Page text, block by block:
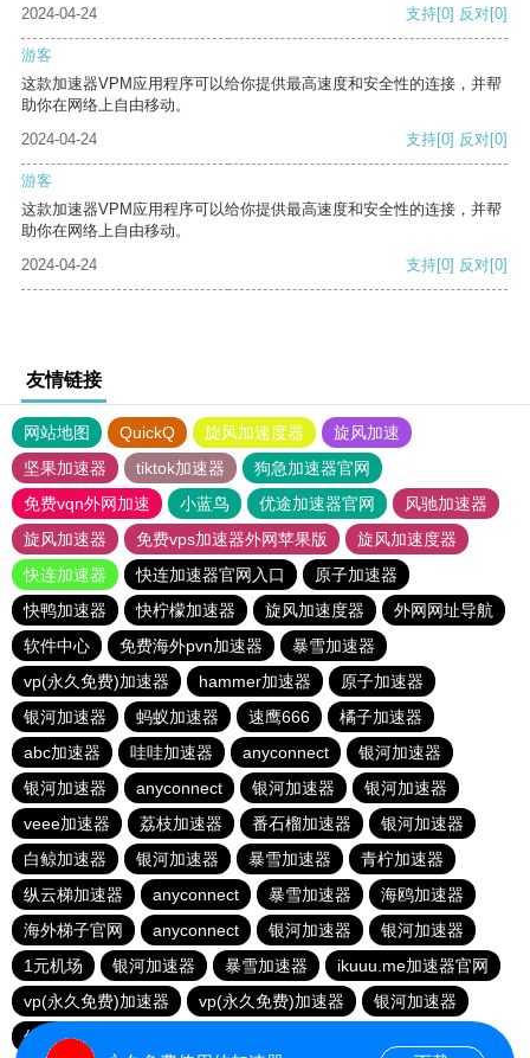
2024-04-24
支持[0] 反对[0]
游客
这款加速器VPM应用程序可以给你提供最高速度和安全性的连接，并帮
助你在网络上自由移动。
2024-04-24
支持[0] 反对[0]
游客
这款加速器VPM应用程序可以给你提供最高速度和安全性的连接，并帮
助你在网络上自由移动。
2024-04-24
支持[0] 反对[0]
友情链接
网站地图 QuickQ 旋风加速度器
旋风加速
坚果加速器
tiktok加速器
狗急加速器官网
免费vqn外网加速
小蓝鸟 优途加速器官网
风驰加速器
旋风加速器
免费vps加速器外网苹果版
旋风加速度器
快连加速器
快连加速器官网入口
原子加速器
快鸭加速器
快柠檬加速器 旋风加速度器
外网网址导航
软件中心
免费海外pvn加速器
暴雪加速器
vp(永久免费)加速器
hammer加速器
原子加速器
银河加速器
蚂蚁加速器 速鹰666
橘子加速器
abc加速器
哇哇加速器 anyconnect
银河加速器
银河加速器
anyconnect 银河加速器
银河加速器
veee加速器
荔枝加速器 番石榴加速器
银河加速器
白鲸加速器
银河加速器 暴雪加速器
青柠加速器
纵云梯加速器
anyconnect 暴雪加速器
海鸥加速器
海外梯子官网
anyconnect 银河加速器
银河加速器
1元机场
银河加速器 暴雪加速器
ikuuu.me加速器官网
vp(永久免费)加速器
vp(永久免费)加速器
银河加速器
优云666